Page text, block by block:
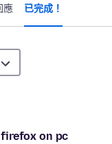
應 已完成！
on pc